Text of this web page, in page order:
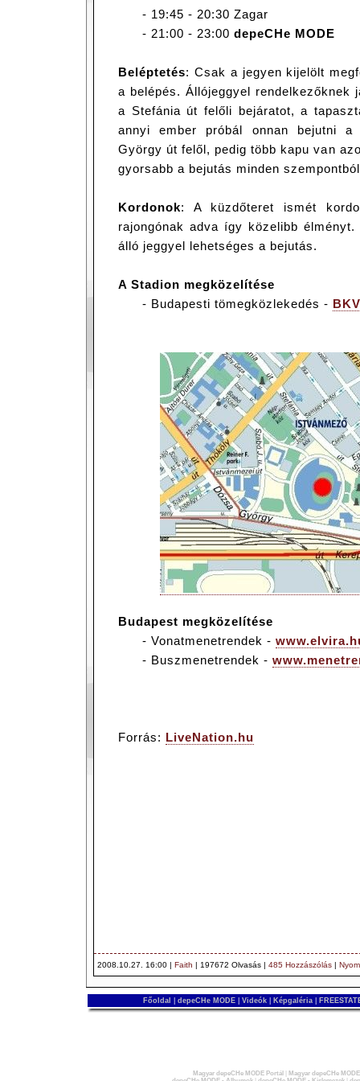
- 19:45 - 20:30 Zagar
- 21:00 - 23:00 depeCHe MODE
Beléptetés: Csak a jegyen kijelölt
a belépés. Állójeggyel rendelkezőknek
a Stefánia út felőli bejáratot, a
annyi ember próbál onnan bejutni
György út felől, pedig több kapu van
gyorsabb a bejutás minden
Kordonok: A küzdőteret ismét
rajongónak adva így közelibb
álló jeggyel lehetséges a bejutás.
A Stadion megközelítése
- Budapesti tömegközlekedés -
Budapest megközelítése
- Vonatmenetrendek -
- Buszmenetrendek -
Forrás: LiveNation.hu
2008.10.27. 16:00 | Faith | 197672 Olvasás | 485 Hozzászólás |
Főoldal depeCHe MODE Videók Képgaléria
Magyar depeCHe MODE Portál
Magyar depeCHe